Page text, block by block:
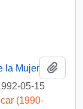
la Mujer
05-15
(1990-